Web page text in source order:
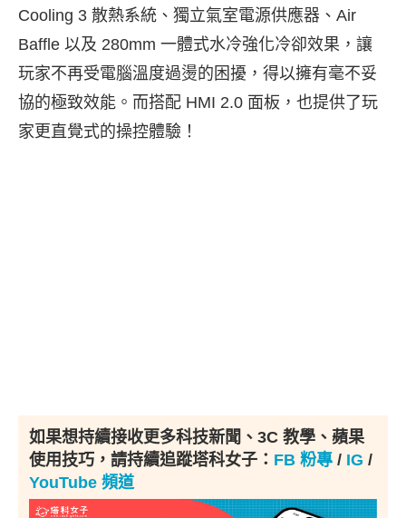
Cooling 3 散熱系統、獨立氣室電源供應器、Air
Baffle 以及 280mm 一體式水冷強化冷卻效果，讓
玩家不再受電腦溫度過燙的困擾，得以擁有毫不妥
協的極致效能。而搭配 HMI 2.0 面板，也提供了玩
家更直覺式的操控體驗！
如果想持續接收更多科技新聞、3C 教學、蘋果
使用技巧，請持續追蹤塔科女子： FB 粉專 / IG /
YouTube 頻道